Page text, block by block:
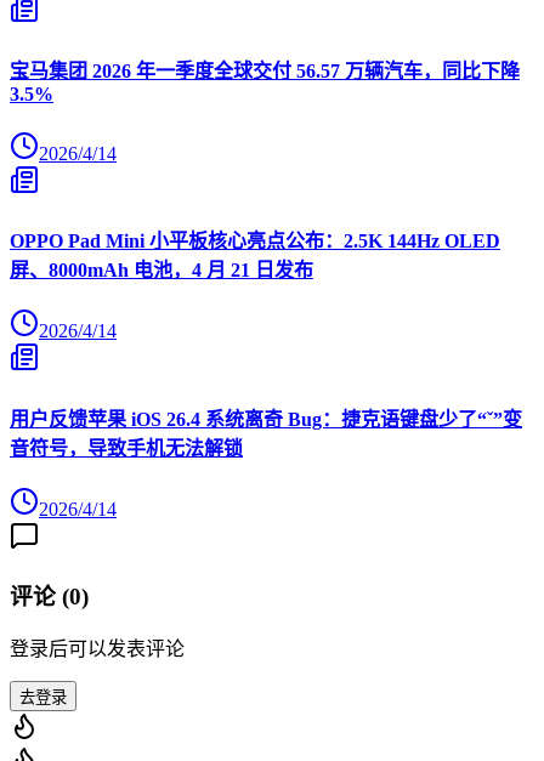
宝马集团 2026 年一季度全球交付 56.57 万辆汽车，同比下降
3.5%
2026/4/14
OPPO Pad Mini 小平板核心亮点公布：2.5K 144Hz OLED
屏、8000mAh 电池，4 月 21 日发布
2026/4/14
用户反馈苹果 iOS 26.4 系统离奇 Bug：捷克语键盘少了“ˇ”变
音符号，导致手机无法解锁
2026/4/14
评论 (0)
登录后可以发表评论
去登录